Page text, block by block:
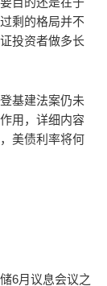
剩的格局并不
投资者做多长
基建法案仍未
用，详细内容
美债利率将何
6月议息会议之